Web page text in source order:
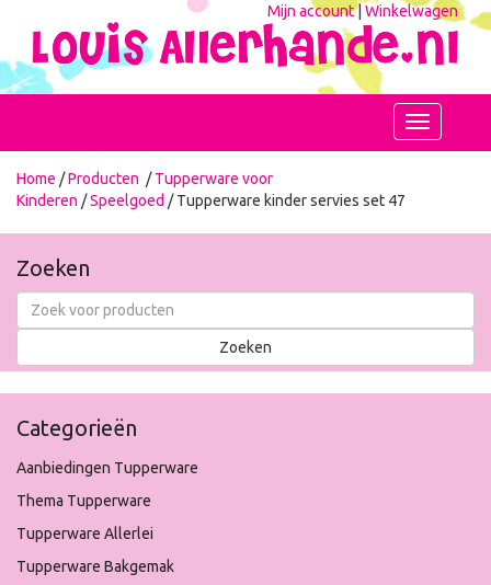
Mijn account|Winkelwagen
Toggle
navigation
Home /Producten /Tupperware voor
Kinderen /Speelgoed / Tupperware kinder servies set 47
Zoeken
Categorieën
Aanbiedingen Tupperware
Thema Tupperware
Tupperware Allerlei
Tupperware Bakgemak